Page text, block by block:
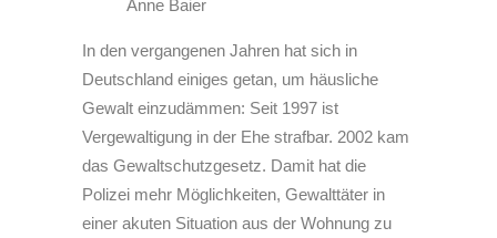
Anne Baier
In den vergangenen Jahren hat sich in
Deutschland einiges getan, um häusliche
Gewalt einzudämmen: Seit 1997 ist
Vergewaltigung in der Ehe strafbar. 2002 kam
das Gewaltschutzgesetz. Damit hat die
Polizei mehr Möglichkeiten, Gewalttäter in
einer akuten Situation aus der Wohnung zu